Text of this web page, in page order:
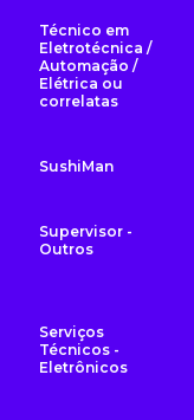
Técnico em
Eletrotécnica /
Automação /
Elétrica ou
correlatas
SushiMan
Supervisor -
Outros
Serviços
Técnicos -
Eletrônicos